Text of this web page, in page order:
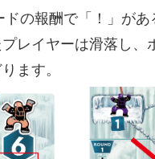
ドの報酬で「！」があ
レイヤーは滑落し、
ます。